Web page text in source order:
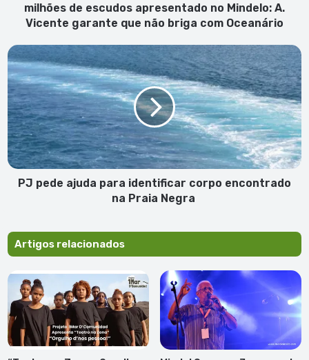
escudos
no
Mindelo:
A.
Vicente
garante
que
não
briga
com
Oceanário
milhões de escudos apresentado no Mindelo: A.
Vicente garante que não briga com Oceanário
PJ
pede
ajuda
para
identificar
corpo
encontrado
na
Praia
Negra
PJ pede ajuda para identificar corpo encontrado
na Praia Negra
Artigos relacionados